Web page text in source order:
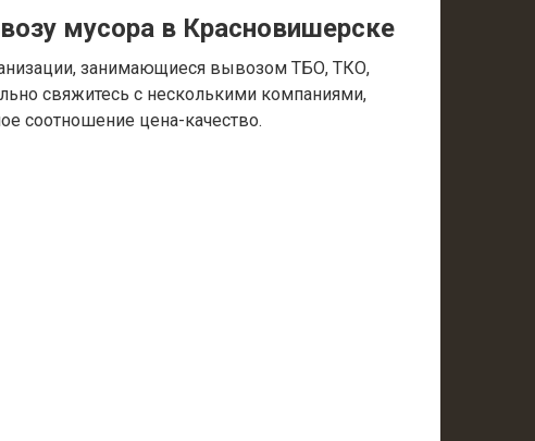
мусора в Красновишерске
занимающиеся вывозом ТБО, ТКО,
свяжитесь с несколькими компаниями,
соотношение цена-качество.